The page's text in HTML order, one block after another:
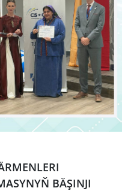
BÄŞINJI